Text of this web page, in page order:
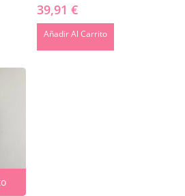
en el carrito.
Go To Shop
39,91€
Añadir Al Carrito